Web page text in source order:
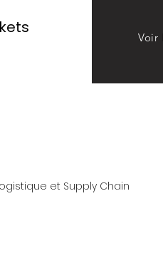
Voir
et Supply Chain